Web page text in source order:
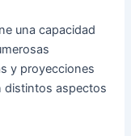
una capacidad
y proyecciones
distintos aspectos